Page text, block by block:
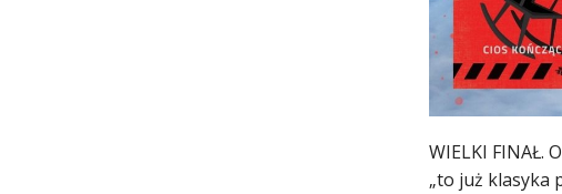
WIELKI FINAŁ.
„to już klasyka